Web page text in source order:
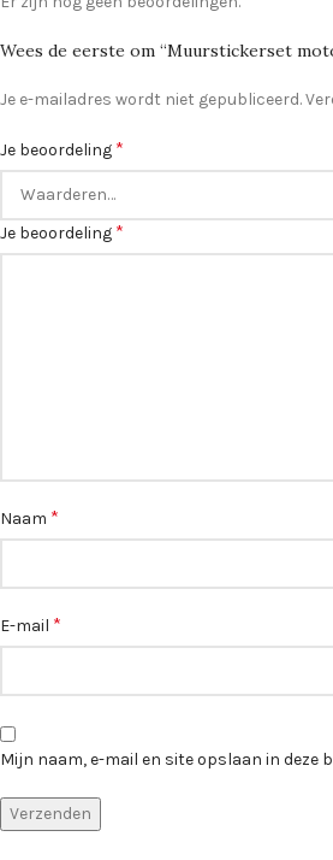
Wees de eerste om “Muurstickerset
Je e-mailadres wordt niet gepubliceerd.
Je beoordeling *
Je beoordeling *
Naam *
E-mail *
Mijn naam, e-mail en site opslaan in deze